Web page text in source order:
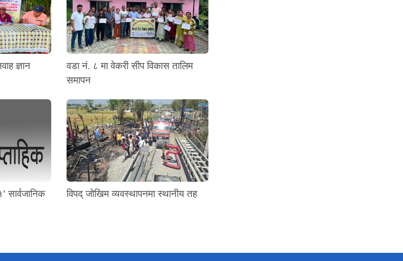
ज्ञान
वडा नं. ८ मा वेकरी सीप विकास तालिम
समापन
सार्वजानिक विपद् जोखिम व्यवस्थापनमा स्थानीय तह